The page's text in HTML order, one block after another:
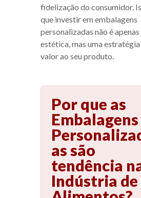
fidelização do consumidor.
que investir em embalagens
personalizadas não é
estética, mas uma
valor ao seu produto.
Por que as
Embalagens
as são
tendência
Indústria de